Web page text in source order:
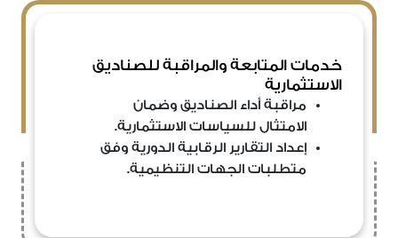
خدمات المتابعة والمراقبة للصناديق
الاستثمارية
مراقبة أداء الصناديق وضمان
الامتثال للسياسات الاستثمارية.
إعداد التقارير الرقابية الدورية وفق
متطلبات الجهات التنظيمية.